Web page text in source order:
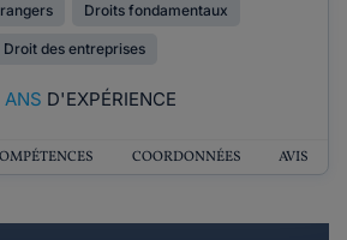
Droits fondamentaux
Droit des entreprises
ANS D'EXPÉRIENCE
COORDONNÉES AVIS